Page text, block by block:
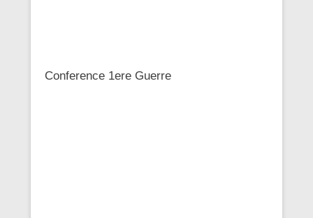
Conference 1ere Guerre